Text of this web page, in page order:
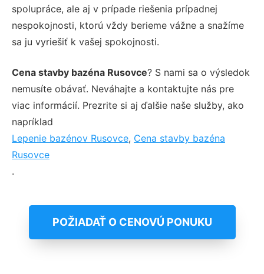
spolupráce, ale aj v prípade riešenia prípadnej
nespokojnosti, ktorú vždy berieme vážne a snažíme
sa ju vyriešiť k vašej spokojnosti.
Cena stavby bazéna Rusovce? S nami sa o výsledok
nemusíte obávať. Neváhajte a kontaktujte nás pre
viac informácií. Prezrite si aj ďalšie naše služby, ako
napríklad
Lepenie bazénov Rusovce, Cena stavby bazéna
Rusovce
.
POŽIADAŤ O CENOVÚ PONUKU